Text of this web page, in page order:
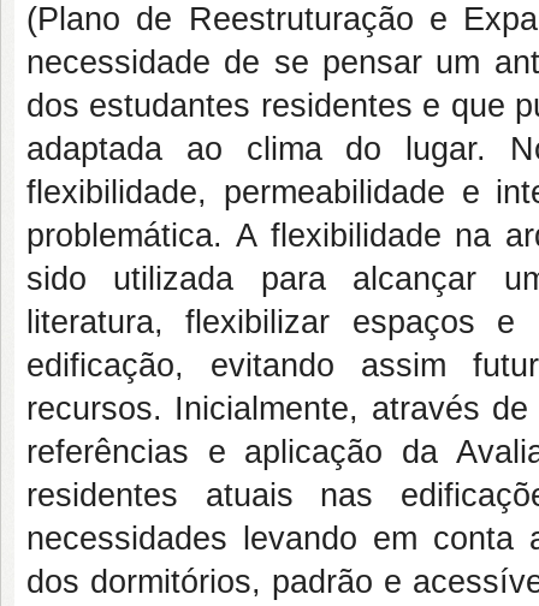
(Plano de Reestruturação e
necessidade de se pensar um
dos estudantes residentes e que
adaptada ao clima do lugar.
flexibilidade, permeabilidade e
problemática. A flexibilidade na
sido utilizada para alcançar
literatura, flexibilizar espaços
edificação, evitando assim
recursos. Inicialmente, através
referências e aplicação da
residentes atuais nas
necessidades levando em conta
dos dormitórios, padrão e